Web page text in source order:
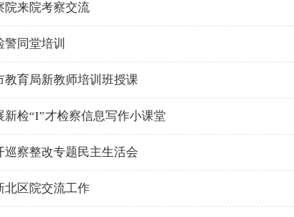
院来院考察交流
同堂培训
教育局新教师培训班授课
新检“I”才检察信息写作小课堂
巡察整改专题民主生活会
北区院交流工作